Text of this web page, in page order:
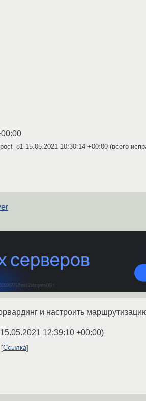
15.05.2021 10:30:14 +00:00 (всего
и настроить
15.05.2021 12:39:10 +00:00)
Ссылка